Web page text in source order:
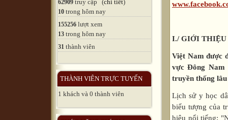
62909 truy cập (chi tiết)
10 trong hôm nay
155256 lượt xem
13 trong hôm nay
31 thành viên
THÀNH VIÊN TRỰC TUYẾN
1 khách và 0 thành viên
I./ GIỚI THIỆU
Việt Nam được
vực Đông Nam
truyền thống
Lịch sử y học
biểu tượng của
hiệu nổi tiếng: